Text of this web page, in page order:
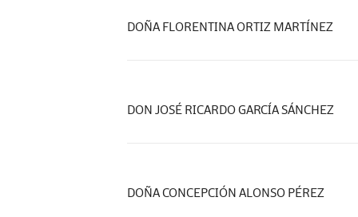
DOÑA FLORENTINA ORTIZ MARTÍNEZ
DON JOSÉ RICARDO GARCÍA SÁNCHEZ
DOÑA CONCEPCIÓN ALONSO PÉREZ